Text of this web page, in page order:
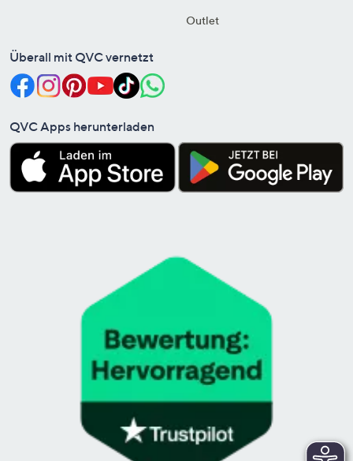
Outlet
Überall mit QVC vernetzt
QVC Apps herunterladen